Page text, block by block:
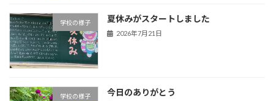
学校の様子 夏休みがスタートしました
2026年7月21日
学校の様子 今日のありがとう